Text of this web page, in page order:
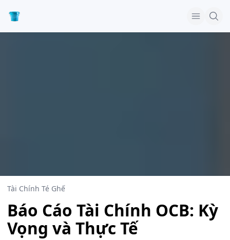
Tài Chính Té Ghế
Báo Cáo Tài Chính OCB: Kỳ
Vọng và Thực Tế